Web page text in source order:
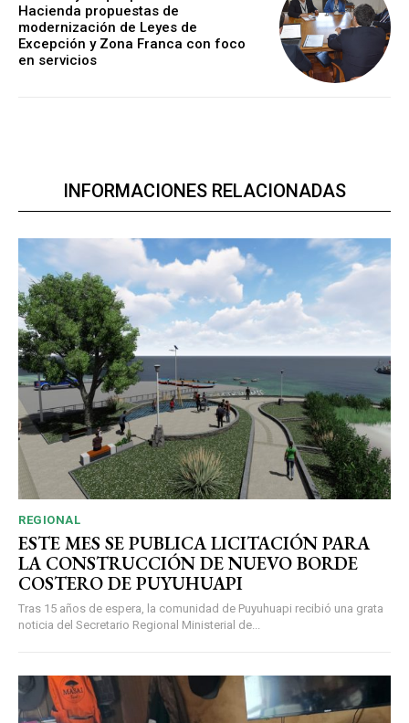
Hacienda propuestas de
modernización de Leyes de
Excepción y Zona Franca con foco
en servicios
INFORMACIONES RELACIONADAS
REGIONAL
ESTE MES SE PUBLICA LICITACIÓN PARA
LA CONSTRUCCIÓN DE NUEVO BORDE
COSTERO DE PUYUHUAPI
Tras 15 años de espera, la comunidad de Puyuhuapi recibió una grata
noticia del Secretario Regional Ministerial de...